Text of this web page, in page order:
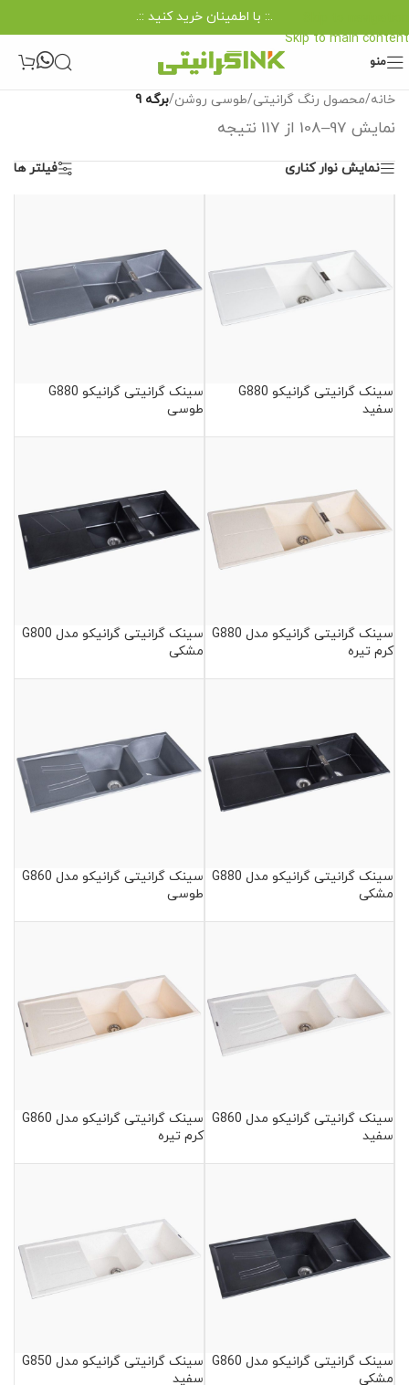
Skip to main content
.:: با اطمینان خرید کنید ::.
منو
خانه/محصول رنگ گرانیتی/طوسی روشن/برگه 9
نمایش 97–108 از 117 نتیجه
نمایش نوار کناری فیلتر ها
سینک گرانیتی گرانیکو G880
سفید
سینک گرانیتی گرانیکو G880
طوسی
سینک گرانیتی گرانیکو مدل G880
کرم تیره
سینک گرانیتی گرانیکو مدل G800
مشکی
سینک گرانیتی گرانیکو مدل G880
مشکی
سینک گرانیتی گرانیکو مدل G860
طوسی
سینک گرانیتی گرانیکو مدل G860
سفید
سینک گرانیتی گرانیکو مدل G860
کرم تیره
سینک گرانیتی گرانیکو مدل G860
مشکی
سینک گرانیتی گرانیکو مدل G850
سفید